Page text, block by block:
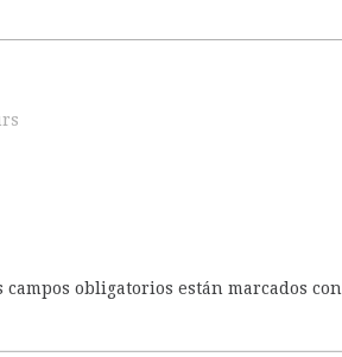
campos obligatorios están marcados con